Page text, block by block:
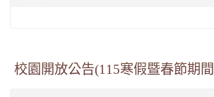
校園開放公告(115寒假暨春節期